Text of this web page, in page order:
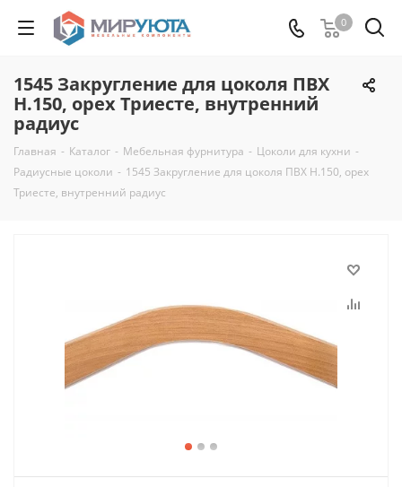
0
1545 Закругление для цоколя ПВХ
Н.150, орех Триесте, внутренний
радиус
Главная - Каталог - Мебельная фурнитура - Цоколи для кухни -
Радиусные цоколи - 1545 Закругление для цоколя ПВХ Н.150, орех
Триесте, внутренний радиус